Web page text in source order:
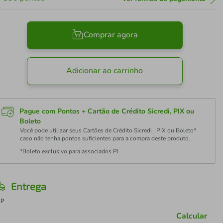
Comprar agora
Adicionar ao carrinho
Pague com Pontos + Cartão de Crédito Sicredi, PIX ou
Boleto
Você pode utilizar seus Cartões de Crédito Sicredi , PIX ou Boleto*
caso não tenha pontos suficientes para a compra deste produto.
*Boleto exclusivo para associados PJ
Entrega
Calcular